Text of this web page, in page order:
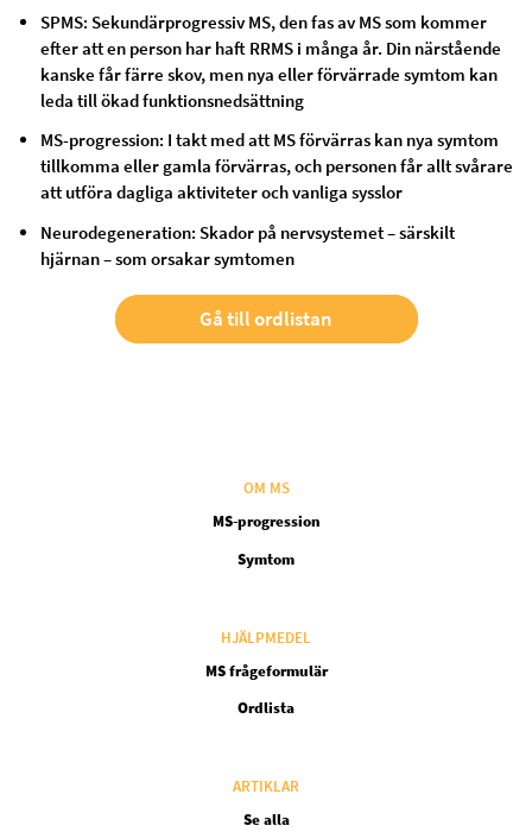
SPMS: Sekundärprogressiv MS, den fas av MS som kommer
efter att en person har haft RRMS i många år. Din närstående
kanske får färre skov, men nya eller förvärrade symtom kan
leda till ökad funktionsnedsättning
MS-progression: I takt med att MS förvärras kan nya symtom
tillkomma eller gamla förvärras, och personen får allt svårare
att utföra dagliga aktiviteter och vanliga sysslor
Neurodegeneration: Skador på nervsystemet – särskilt
hjärnan – som orsakar symtomen
Gå till ordlistan
OM MS
MS-progression
Symtom
HJÄLPMEDEL
MS frågeformulär
Ordlista
ARTIKLAR
Se alla